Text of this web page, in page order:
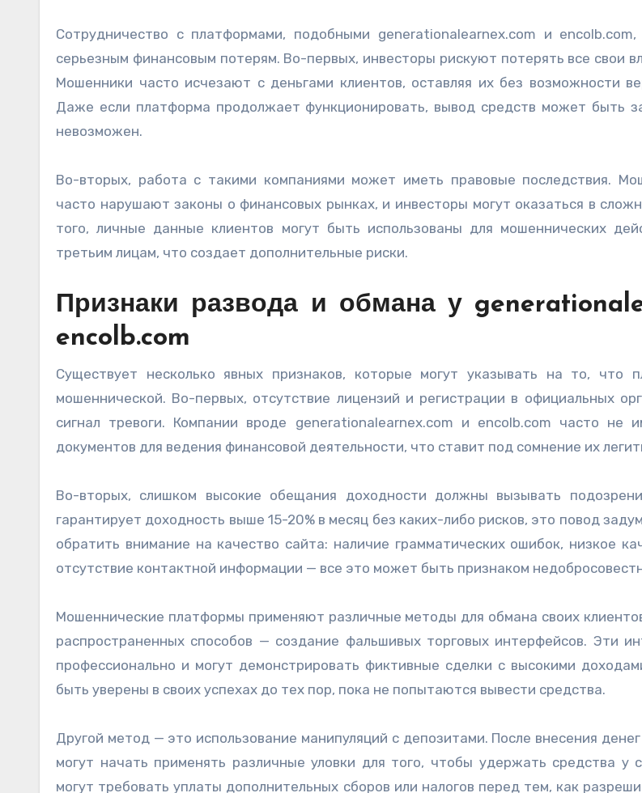
Сотрудничество с платформами, подобными generationalearnex.com и
серьезным финансовым потерям. Во-первых, инвесторы рискуют потерять все свои
Мошенники часто исчезают с деньгами клиентов, оставляя их без возможности
Даже если платформа продолжает функционировать, вывод средств может быть
невозможен.
Во-вторых, работа с такими компаниями может иметь правовые последствия.
часто нарушают законы о финансовых рынках, и инвесторы могут оказаться в
того, личные данные клиентов могут быть использованы для мошеннических
третьим лицам, что создает дополнительные риски.
Признаки развода и обмана у
encolb.com
Существует несколько явных признаков, которые могут указывать на то, что
мошеннической. Во-первых, отсутствие лицензий и регистрации в официальных
сигнал тревоги. Компании вроде generationalearnex.com и encolb.com часто не
документов для ведения финансовой деятельности, что ставит под сомнение их
Во-вторых, слишком высокие обещания доходности должны вызывать
гарантирует доходность выше 15-20% в месяц без каких-либо рисков, это повод
обратить внимание на качество сайта: наличие грамматических ошибок, низкое
отсутствие контактной информации — все это может быть признаком
Мошеннические платформы применяют различные методы для обмана своих
распространенных способов — создание фальшивых торговых интерфейсов. Эти
профессионально и могут демонстрировать фиктивные сделки с высокими
быть уверены в своих успехах до тех пор, пока не попытаются вывести средства.
Другой метод — это использование манипуляций с депозитами. После внесения
могут начать применять различные уловки для того, чтобы удержать средства у
могут требовать уплаты дополнительных сборов или налогов перед тем, как